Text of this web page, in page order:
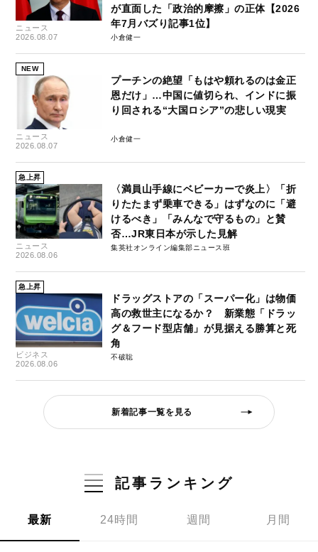
ニュース
2026.08.07
が直面した「政治的摩擦」の正体【2026
年7月バズり記事1位】
小倉健一
NEW
ニュース
2026.08.07
プーチンの絶望「もはや頼れるのは金正
恩だけ」…中国に値切られ、インドに振
り回される“大国ロシア”の悲しい現実
小倉健一
急上昇
ニュース
2026.08.06
〈満員山手線にベビーカーで炎上〉「折
りたたまず乗車できる」はずなのに「避
けるべき」「みんなで守るもの」と賛
否…JR東日本が示した見解
集英社オンライン編集部ニュース班
急上昇
ビジネス
2026.08.06
ドラッグストアの「スーパー化」は物価
高の救世主になるか？ 新業態「ドラッ
グ＆フード型店舗」が見据える勝算と死
角
不破聡
新着記事一覧を見る
記事ランキング
最新 24時間 週間 月間